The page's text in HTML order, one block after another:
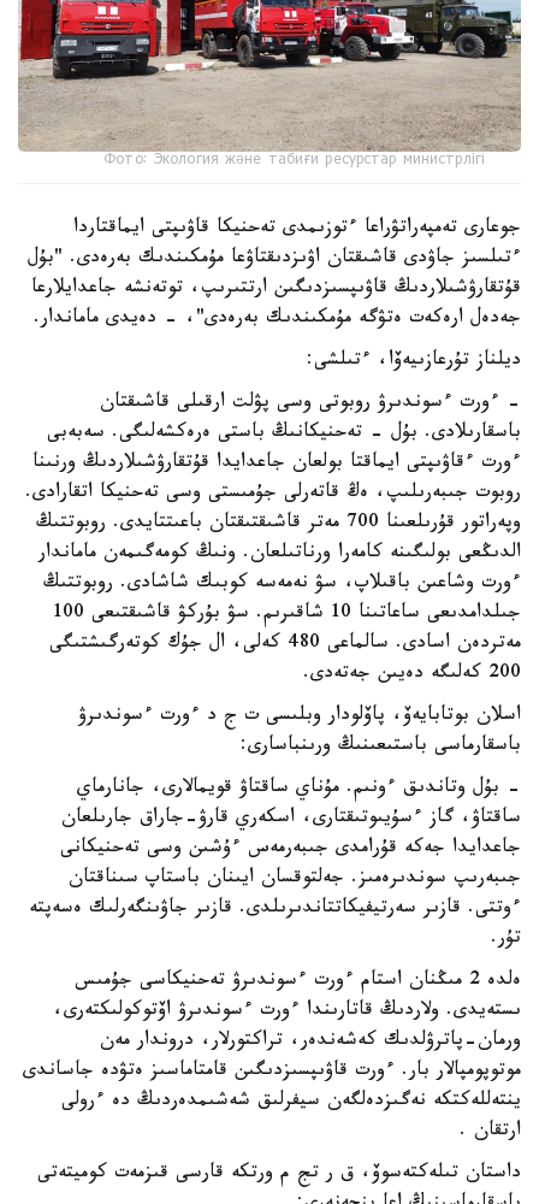
Фото: Экология және табиғи ресурстар министрлігі
جوعارى تەمپەراتۋراعا ءتوزىمدى تەحنيكا قاۋىپتى ايماقتاردا
ءتىلسىز جاۋدى قاشىقتان اۋىزدىقتاۋعا مۇمكىندىك بەرەدى. "بۇل
قۇتقارۋشىلاردىڭ قاۋىپسىزدىگىن ارتتىرىپ، توتەنشە جاعدايلارعا
جەدەل ارەكەت ەتۋگە مۇمكىندىك بەرەدى"، - دەيدى ماماندار.
ديلناز تۇرعازىيەۆا، ءتىلشى:
- ءورت ءسوندىرۋ روبوتى وسى پۋلت ارقىلى قاشىقتان
باسقارىلادى. بۇل - تەحنيكانىڭ باستى ەرەكشەلىگى. سەبەبى
ءورت ءقاۋىپتى ايماقتا بولعان جاعدايدا قۇتقارۋشىلاردىڭ ورنىنا
روبوت جىبەرىلىپ، ەڭ قاتەرلى جۇمىستى وسى تەحنيكا اتقارادى.
وپەراتور قۇرىلعىنا 700 مەتر قاشىقتىقتان باعىتتايدى. روبوتتىڭ
الدىڭعى بولىگىنە كامەرا ورناتىلعان. ونىڭ كومەگىمەن ماماندار
ءورت وشاعىن باقىلاپ، سۋ نەمەسە كوبىك شاشادى. روبوتتىڭ
جىلدامدىعى ساعاتىنا 10 شاقىرىم. سۋ بۇركۋ قاشىقتىعى 100
مەتردەن اسادى. سالماعى 480 كەلى، ال جۇك كوتەرگىشتىگى
200 كەلىگە دەيىن جەتەدى.
اسلان بوتابايەۆ، پاۆلودار وبلىسى ت ج د ءورت ءسوندىرۋ
باسقارماسى باستىعىنىڭ ورىنباسارى:
- بۇل وتاندىق ءونىم. مۇناي ساقتاۋ قويمالارى، جانارماي
ساقتاۋ، گاز ءسۇيىوتىقتارى، اسكەري قارۋ-جاراق جارىلعان
جاعدايدا جەكە قۇرامدى جىبەرمەس ءۇشىن وسى تەحنيكانى
جىبەرىپ سوندىرەمىز. جەلتوقسان ايىنان باستاپ سىناقتان
ءوتتى. قازىر سەرتيفيكاتتاندىرىلدى. قازىر جاۋىنگەرلىك ەسەپتە
تۇر.
ەلدە 2 مىڭنان استام ءورت ءسوندىرۋ تەحنيكاسى جۇمىس
ىستەيدى. ولاردىڭ قاتارىندا ءورت ءسوندىرۋ اۆتوكولىكتەرى،
ورمان-پاترۋلدىك كەشەندەر، تراكتورلار، دروندار مەن
موتوپومپالار بار. ءورت قاۋىپسىزدىگىن قامتاماسىز ەتۋدە جاساندى
ينتەللەكتكە نەگىزدەلگەن سيفرلىق شەشىمدەردىڭ دە ءرولى
ارتقان .
داستان تىلەكتەسوۆ، ق ر تج م ورتكە قارسى قىزمەت كوميتەتى